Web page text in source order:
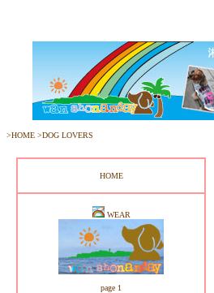
>HOME >DOG LOVERS
HOME
WEAR
page 1